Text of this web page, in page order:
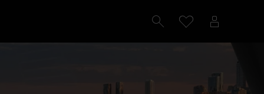
Configureren Proefrit plannen